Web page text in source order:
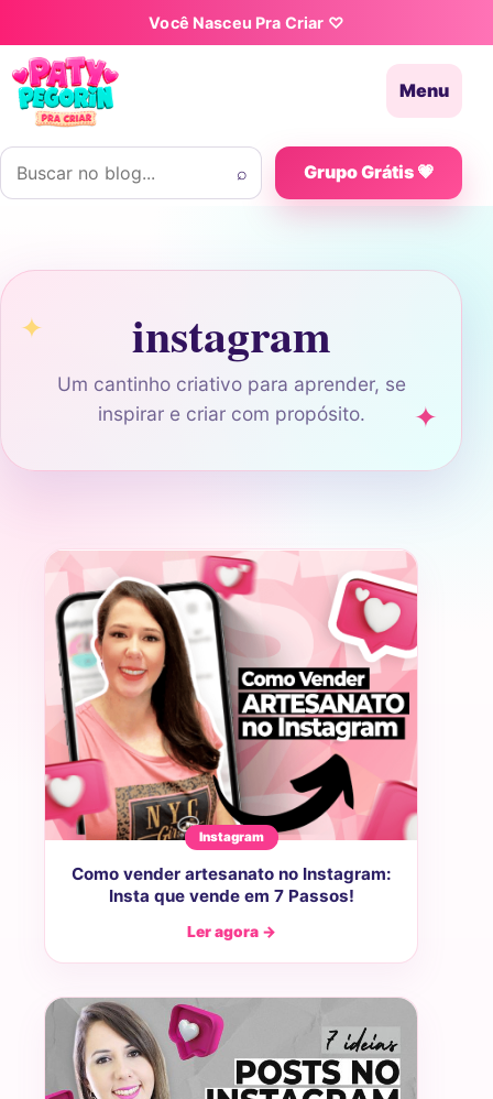
Pular para o conteúdoVocê Nasceu Pra Criar ♡
Menu
Buscar por:
⌕ Grupo Grátis 💗
instagram
Um cantinho criativo para aprender, se
inspirar e criar com propósito.
Instagram
Como vender artesanato no Instagram:
Insta que vende em 7 Passos!
Ler agora →